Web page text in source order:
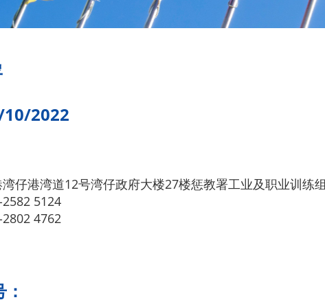
10/2022
仔港湾道12号湾仔政府大楼27楼惩教署工业及职业训练
5124
4762